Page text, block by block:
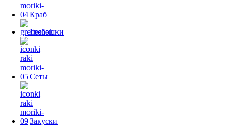
Краб
Гребешки
Сеты
Закуски